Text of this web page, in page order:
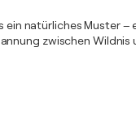
natürliches Muster
zwischen Wildnis